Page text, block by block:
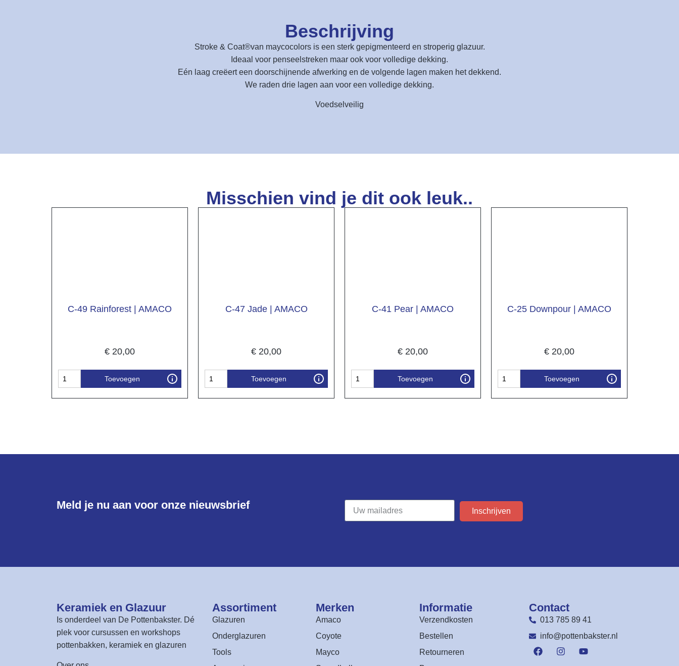
Beschrijving
Stroke & Coat®van maycocolors is een sterk gepigmenteerd en stroperig glazuur.
Ideaal voor penseelstreken maar ook voor volledige dekking.
Eén laag creëert een doorschijnende afwerking en de volgende lagen maken het dekkend.
We raden drie lagen aan voor een volledige dekking.
Voedselveilig
Misschien vind je dit ook leuk..
C-49 Rainforest | AMACO
€ 20,00
Toevoegen
C-47 Jade | AMACO
€ 20,00
Toevoegen
C-41 Pear | AMACO
€ 20,00
Toevoegen
C-25 Downpour | AMACO
€ 20,00
Toevoegen
Meld je nu aan voor onze nieuwsbrief​ Inschrijven
Keramiek en Glazuur​
Is onderdeel van De Pottenbakster. Dé
plek voor cursussen en workshops
pottenbakken, keramiek en glazuren
Assortiment​
Glazuren
Onderglazuren
Tools
Merken
Amaco
Coyote
Mayco
Informatie
Verzendkosten
Bestellen
Retourneren
Contact
013 785 89 41
info@pottenbakster.nl